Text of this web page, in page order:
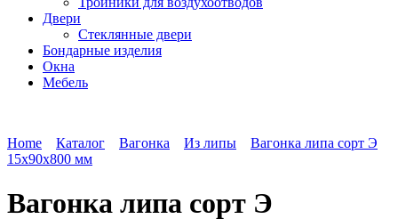
Двери
Стеклянные двери
Бондарные изделия
Окна
Мебель
Home Каталог Вагонка Из липы
Вагонка липа сорт Э
15x90x800 мм
Вагонка липа сорт Э